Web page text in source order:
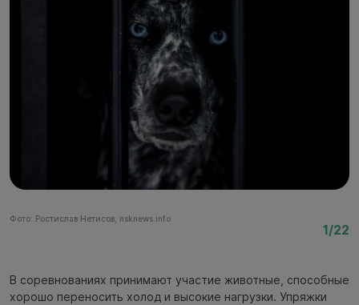
Фото: Ростислав Нетисов, nsknews.info
1/22
В соревнованиях принимают участие животные, способные
хорошо переносить холод и высокие нагрузки. Упряжки